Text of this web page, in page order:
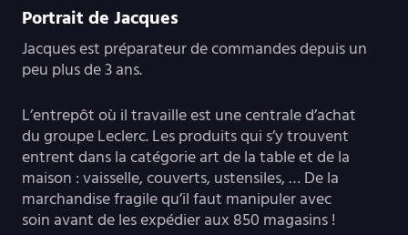
Portrait de Jacques
Jacques est préparateur de commandes depuis un
peu plus de 3 ans.
L’entrepôt où il travaille est une centrale d’achat
du groupe Leclerc. Les produits qui s’y trouvent
entrent dans la catégorie art de la table et de la
maison : vaisselle, couverts, ustensiles, … De la
marchandise fragile qu’il faut manipuler avec
soin avant de les expédier aux 850 magasins !